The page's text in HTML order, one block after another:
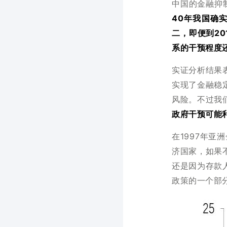
中国的金融抑
40年我国确
二，即便到
系的干预程度
实证分析结果
实现了金融稳
风险。不过我
政府干预可能
在1997年亚
济国家，如果
还是因为存款
政策的一个部